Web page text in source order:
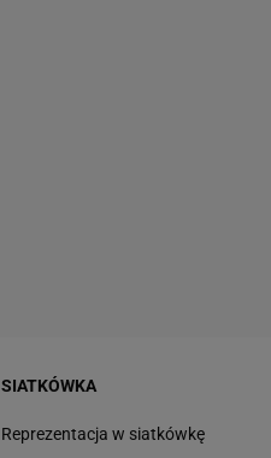
SIATKÓWKA
Reprezentacja w siatkówkę